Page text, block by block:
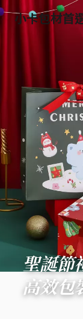
小卡包材首
聖誕節
高效包